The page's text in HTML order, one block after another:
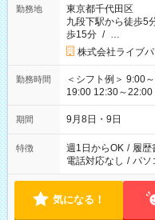
勤務地
東京都千代田区
九段下駅から徒歩5
歩15分 / …
株式会社ライブ
勤務時間
＜シフト例＞ 9:00
19:00 12:30～22:00 上記の時間から好きな時間を選べます！ ※
時間は変更となる
期間 9月8日・9日
特徴 週1日からOK / 履歴
電話対応なし / パソ
気になる！